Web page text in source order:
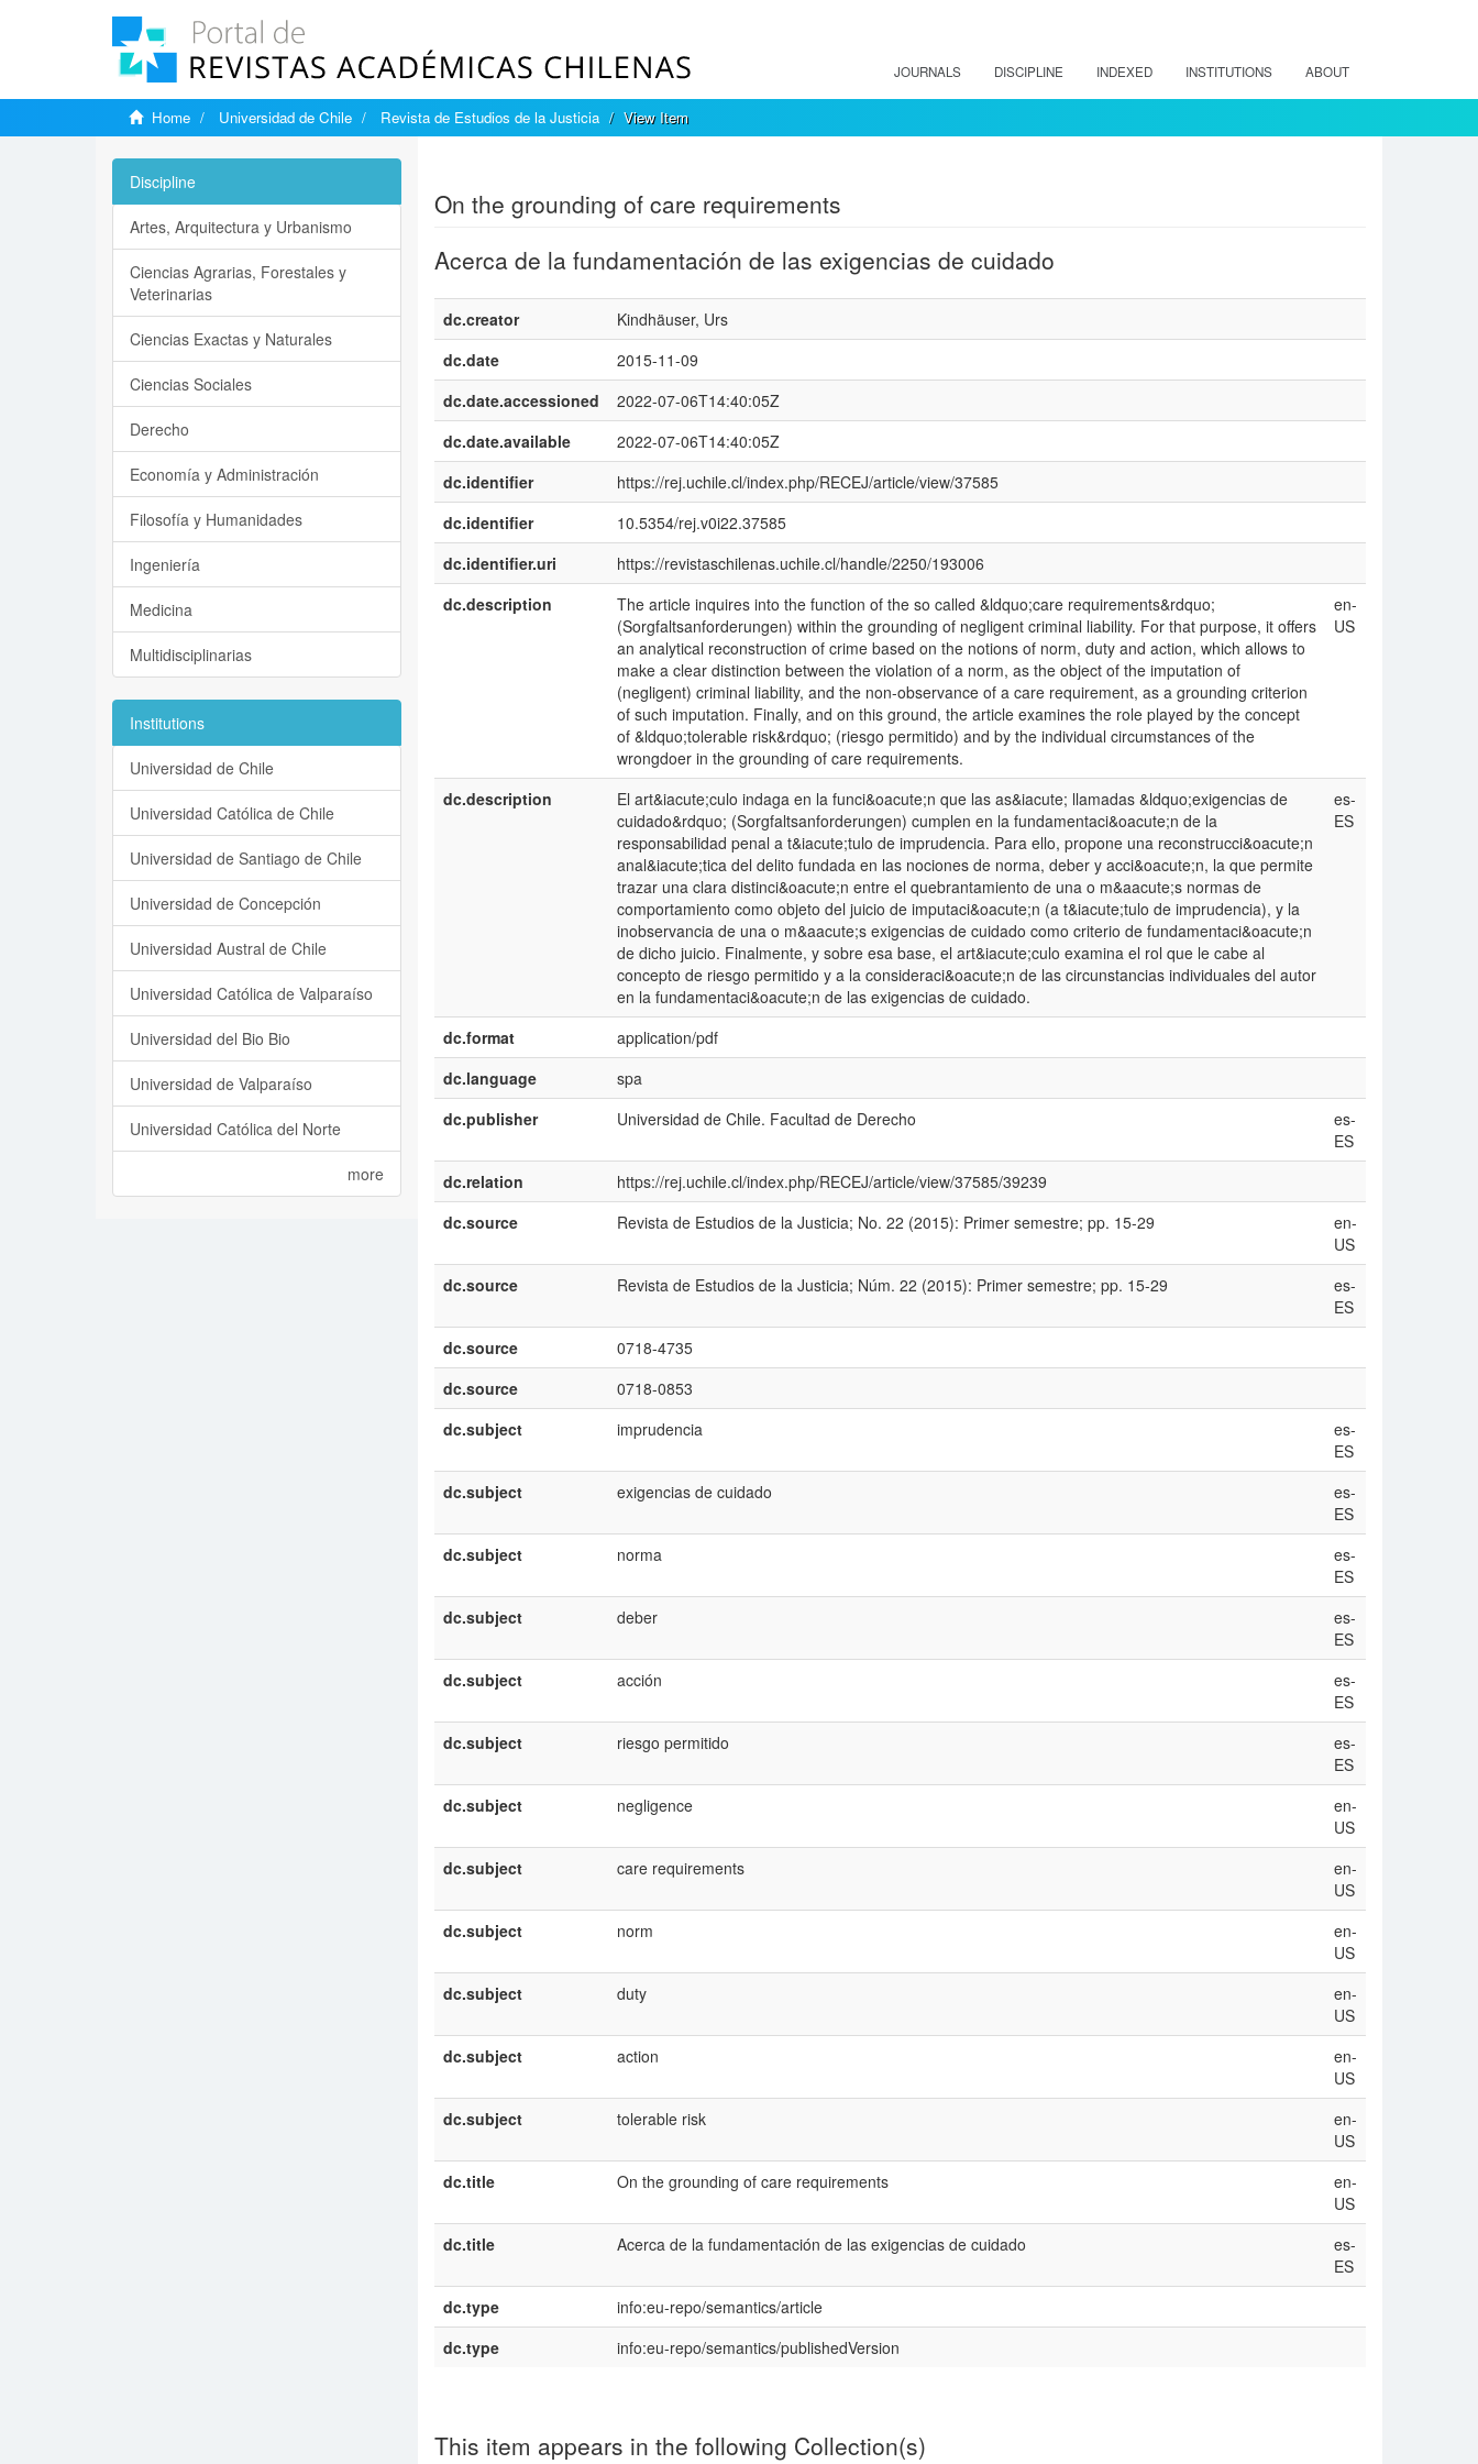
JOURNALS DISCIPLINE INDEXED INSTITUTIONS ABOUT
Home Universidad de Chile Revista de Estudios de la Justicia View Item
On the grounding of care requirements
Acerca de la fundamentación de las exigencias de cuidado
dc.creator
Kindhäuser, Urs
dc.date
2015-11-09
dc.date.accessioned
2022-07-06T14:40:05Z
dc.date.available
2022-07-06T14:40:05Z
dc.identifier
https://rej.uchile.cl/index.php/RECEJ/article/view/37585
dc.identifier
10.5354/rej.v0i22.37585
dc.identifier.uri
https://revistaschilenas.uchile.cl/handle/2250/193006
dc.description
The article inquires into the function of the so called &ldquo;care requirements&rdquo;
(Sorgfaltsanforderungen) within the grounding of negligent criminal liability. For that purpose, it offers
an analytical reconstruction of crime based on the notions of norm, duty and action, which allows to
make a clear distinction between the violation of a norm, as the object of the imputation of
(negligent) criminal liability, and the non-observance of a care requirement, as a grounding criterion
of such imputation. Finally, and on this ground, the article examines the role played by the concept
of &ldquo;tolerable risk&rdquo; (riesgo permitido) and by the individual circumstances of the
wrongdoer in the grounding of care requirements.
en-
US
dc.description
El art&iacute;culo indaga en la funci&oacute;n que las as&iacute; llamadas &ldquo;exigencias de
cuidado&rdquo; (Sorgfaltsanforderungen) cumplen en la fundamentaci&oacute;n de la
responsabilidad penal a t&iacute;tulo de imprudencia. Para ello, propone una reconstrucci&oacute;n
anal&iacute;tica del delito fundada en las nociones de norma, deber y acci&oacute;n, la que permite
trazar una clara distinci&oacute;n entre el quebrantamiento de una o m&aacute;s normas de
comportamiento como objeto del juicio de imputaci&oacute;n (a t&iacute;tulo de imprudencia), y la
inobservancia de una o m&aacute;s exigencias de cuidado como criterio de fundamentaci&oacute;n
de dicho juicio. Finalmente, y sobre esa base, el art&iacute;culo examina el rol que le cabe al
concepto de riesgo permitido y a la consideraci&oacute;n de las circunstancias individuales del autor
en la fundamentaci&oacute;n de las exigencias de cuidado.
es-
ES
dc.format
application/pdf
dc.language
spa
dc.publisher
Universidad de Chile. Facultad de Derecho
es-
ES
dc.relation
https://rej.uchile.cl/index.php/RECEJ/article/view/37585/39239
dc.source
Revista de Estudios de la Justicia; No. 22 (2015): Primer semestre; pp. 15-29
en-
US
dc.source
Revista de Estudios de la Justicia; Núm. 22 (2015): Primer semestre; pp. 15-29
es-
ES
dc.source
0718-4735
dc.source
0718-0853
dc.subject
imprudencia
es-
ES
dc.subject
exigencias de cuidado
es-
ES
dc.subject
norma
es-
ES
dc.subject
deber
es-
ES
dc.subject
acción
es-
ES
dc.subject
riesgo permitido
es-
ES
dc.subject
negligence
en-
US
dc.subject
care requirements
en-
US
dc.subject
norm
en-
US
dc.subject
duty
en-
US
dc.subject
action
en-
US
dc.subject
tolerable risk
en-
US
dc.title
On the grounding of care requirements
en-
US
dc.title
Acerca de la fundamentación de las exigencias de cuidado
es-
ES
dc.type
info:eu-repo/semantics/article
dc.type
info:eu-repo/semantics/publishedVersion
This item appears in the following Collection(s)
Discipline
Artes, Arquitectura y Urbanismo
Ciencias Agrarias, Forestales y
Veterinarias
Ciencias Exactas y Naturales
Ciencias Sociales
Derecho
Economía y Administración
Filosofía y Humanidades
Ingeniería
Medicina
Multidisciplinarias
Institutions
Universidad de Chile
Universidad Católica de Chile
Universidad de Santiago de Chile
Universidad de Concepción
Universidad Austral de Chile
Universidad Católica de Valparaíso
Universidad del Bio Bio
Universidad de Valparaíso
Universidad Católica del Norte
more